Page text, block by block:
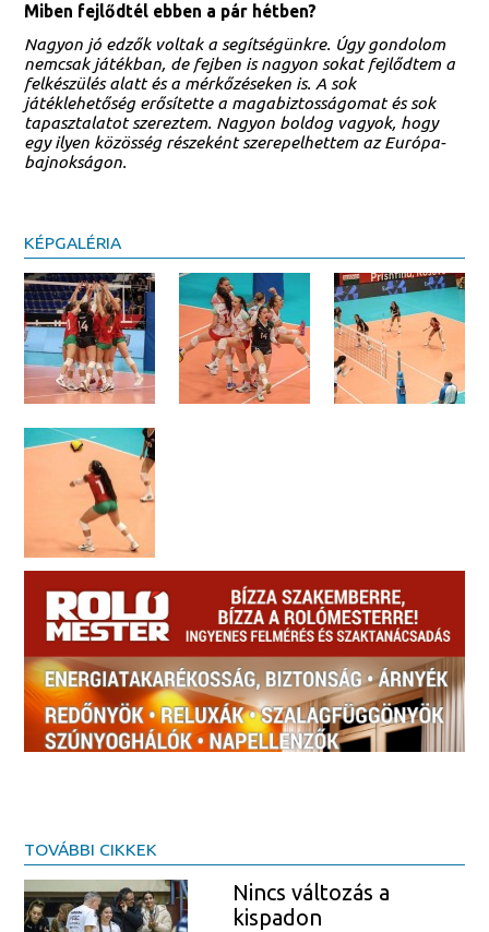
Miben fejlődtél ebben a pár hétben?
Nagyon jó edzők voltak a segítségünkre. Úgy gondolom
nemcsak játékban, de fejben is nagyon sokat fejlődtem a
felkészülés alatt és a mérkőzéseken is. A sok
játéklehetőség erősítette a magabiztosságomat és sok
tapasztalatot szereztem. Nagyon boldog vagyok, hogy
egy ilyen közösség részeként szerepelhettem az Európa-
bajnokságon.
KÉPGALÉRIA
TOVÁBBI CIKKEK
Nincs változás a
kispadon